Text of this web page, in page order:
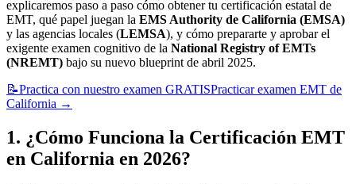
explicaremos paso a paso cómo obtener tu certificación estatal de
EMT, qué papel juegan la EMS Authority de California (EMSA)
y las agencias locales (LEMSA), y cómo prepararte y aprobar el
exigente examen cognitivo de la National Registry of EMTs
(NREMT) bajo su nuevo blueprint de abril 2025.
📝Practica con nuestro examen GRATISPracticar examen EMT de
California →
1. ¿Cómo Funciona la Certificación EMT
en California en 2026?